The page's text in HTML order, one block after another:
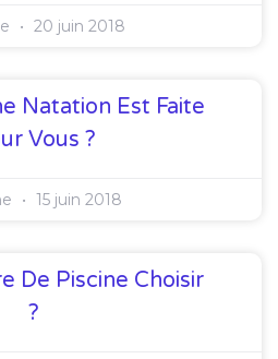
20 juin 2018
Natation Est Faite
Vous ?
15 juin 2018
De Piscine Choisir
?